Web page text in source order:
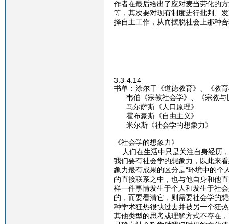
作者在最后给出了应对麦当劳化的
等，其次要对现有制度进行批判、
择自主工作，从而摆脱社会上那种
3.3-4.14
书单：涂尔干《道德教育》、《教
韦伯《宗教社会学》、《宗教与
马尔萨斯《人口原理》
霍布豪斯《自由主义》
米尔斯《社会学的想象力》
《社会学的想象力》
人们在生活中只是关注自身经历
我们要有社会学的想象力，以此来
象力最有成果的区分是“环境中的个
的直接联系之中，也与他自身和他
样一件事情发生于个人和发生于社
的，而要看清它，则需要社会学的
种学术狂热很快过去并被另一个狂
其他类型的思考或理解方式不存在